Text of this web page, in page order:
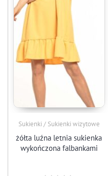
Sukienki / Sukienki wizytowe
żółta luźna letnia sukienka
wykończona falbankami